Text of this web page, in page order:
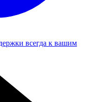
всегда к вашим